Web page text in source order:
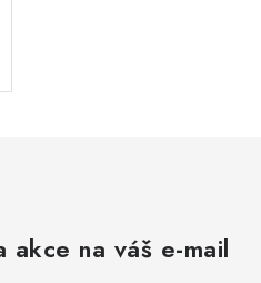
na váš e-mail